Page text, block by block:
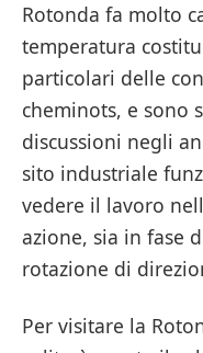
Rotonda fa molto
temperatura
particolari delle
cheminots, e sono
discussioni negli
sito industriale
vedere il lavoro
azione, sia in fase
rotazione di
Per visitare la